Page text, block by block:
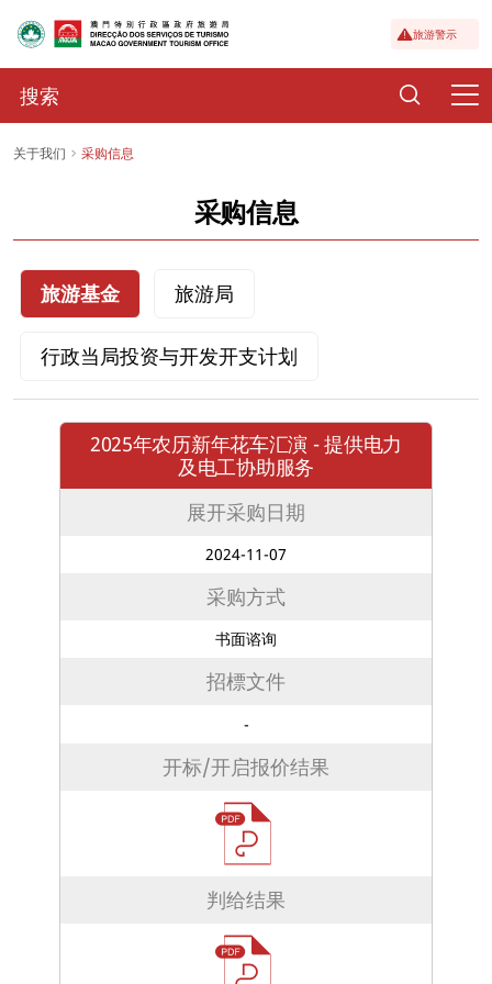
旅游警示
关于我们 采购信息
采购信息
旅游基金 旅游局
行政当局投资与开发开支计划
2025年农历新年花车汇演 - 提供电力
及电工协助服务
展开采购日期
2024-11-07
采购方式
书面谘询
招標文件
-
开标/开启报价结果
判给结果